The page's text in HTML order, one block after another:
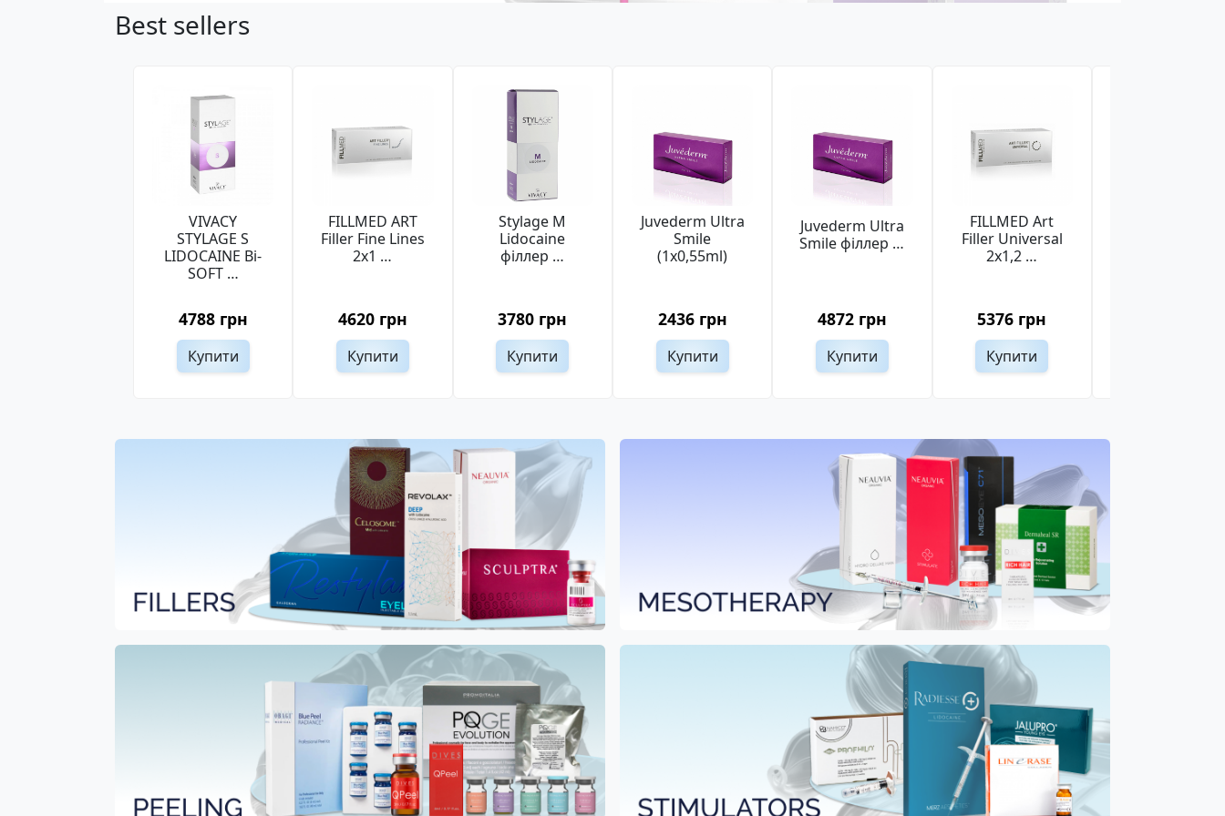
Best sellers
VIVACY
STYLAGE S
LIDOCAINE Bi-
SOFT …
4788 грн
Купити
FILLMED ART
Filler Fine Lines
2x1 …
4620 грн
Купити
Stylage M
Lidocaine
філлер …
3780 грн
Купити
Juvederm Ultra
Smile
(1x0,55ml)
2436 грн
Купити
Juvederm Ultra
Smile філлер …
4872 грн
Купити
FILLMED Art
Filler Universal
2x1,2 …
5376 грн
Купити